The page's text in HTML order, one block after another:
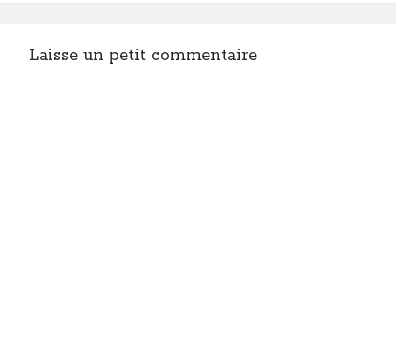
Laisse un petit commentaire